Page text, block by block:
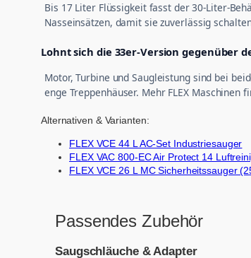
Bis 17 Liter Flüssigkeit fasst der 30-Liter-
Nasseinsätzen, damit sie zuverlässig
Lohnt sich die 33er-Version gegenüber
Motor, Turbine und Saugleistung sind bei
enge Treppenhäuser. Mehr FLEX Maschinen
Alternativen & Varianten:
FLEX VCE 44 L AC-Set Industriesauger
FLEX VAC 800-EC Air Protect 14
FLEX VCE 26 L MC Sicherheitssauger
Passendes Zubehör
Saugschläuche & Adapter